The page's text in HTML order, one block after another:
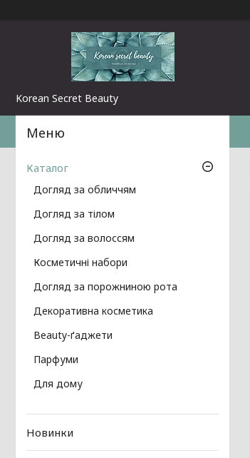
Korean Secret Beauty
Каталог
Догляд за обличчям
Догляд за тілом
Догляд за волоссям
Косметичні набори
Догляд за порожниною рота
Декоративна косметика
Beauty-ґаджети
Парфуми
Для дому
Новинки